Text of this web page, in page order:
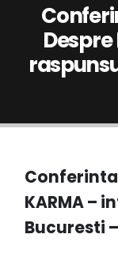
Conferinta
KARMA –
Bucuresti